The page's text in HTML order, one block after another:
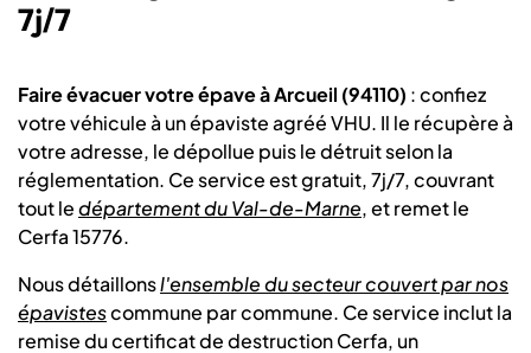
7j/7
Faire évacuer votre épave à Arcueil (94110) : confiez
votre véhicule à un épaviste agréé VHU. Il le récupère à
votre adresse, le dépollue puis le détruit selon la
réglementation. Ce service est gratuit, 7j/7, couvrant
tout ledépartement du Val-de-Marne, et remet le
Cerfa 15776.
Nous détaillonsl'ensemble du secteur couvert par nos
épavistescommune par commune. Ce service inclut la
remise du certificat de destruction Cerfa, un